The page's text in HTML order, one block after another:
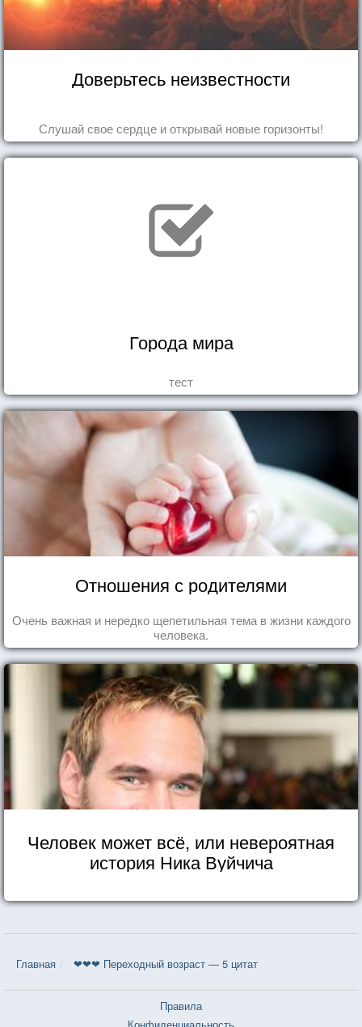
Доверьтесь неизвестности
Слушай свое сердце и открывай новые горизонты!
Города мира
тест
Отношения с родителями
Очень важная и нередко щепетильная тема в жизни каждого
человека.
Человек может всё, или невероятная
история Ника Вуйчича
Главная ❤❤❤ Переходный возраст — 5 цитат
Правила